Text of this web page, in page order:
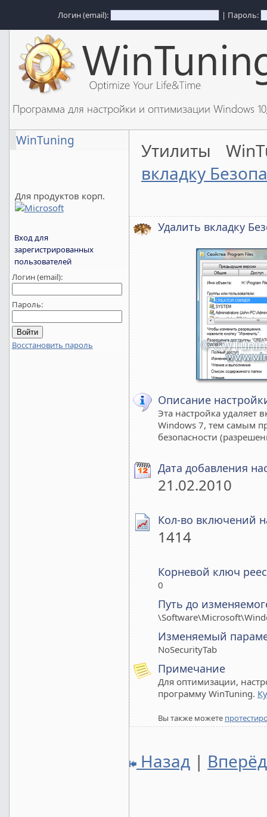
Логин (email): | Пароль:
Программа для настройки и оптимизации Windows
WinTuning
Для продуктов корп.
Вход для
зарегистрированных
пользователей
Логин (email):
Пароль:
Восстановить пароль
Утилиты
вкладку
Удалить вкладку
Описание
Эта настройка удаляет
Windows 7, тем самым
безопасности
Дата добавления
21.02.2010
Кол-во включений
1414
Корневой ключ
0
Путь до
Изменяемый
NoSecurityTab
Примечание
Для оптимизации,
программу WinTuning.
Вы также можете
Назад |